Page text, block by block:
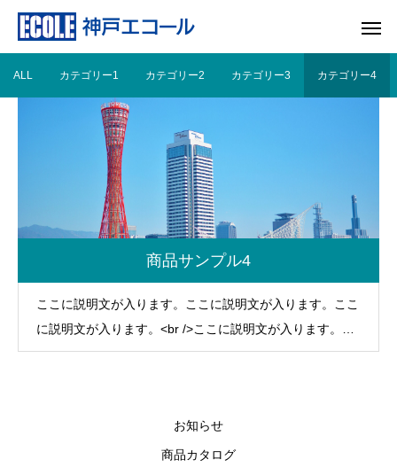
ALL カテゴリー1 カテゴリー2 カテゴリー3 カテゴリー4
商品サンプル4
ここに説明文が入ります。ここに説明文が入ります。ここ
に説明文が入ります。<br />ここに説明文が入ります。こ
こに説明文が入ります。
お知らせ
商品カタログ